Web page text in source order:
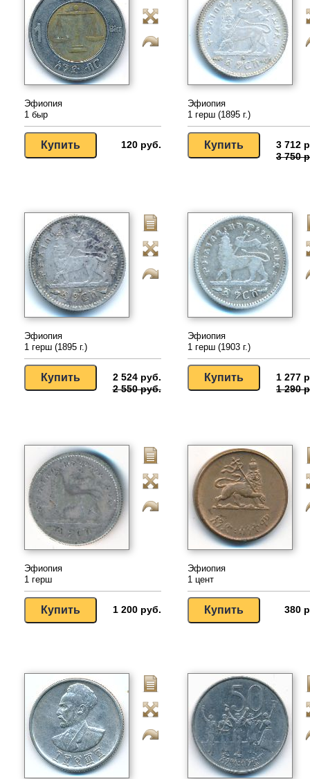
Эфиопия
1 быр
120 руб.
Эфиопия
1 герш (1895 г.)
3 712
3 750
Эфиопия
1 герш (1895 г.)
2 524 руб.
2 550 руб.
Эфиопия
1 герш (1903 г.)
1 277
1 290
Эфиопия
1 герш
1 200 руб.
Эфиопия
1 цент
380